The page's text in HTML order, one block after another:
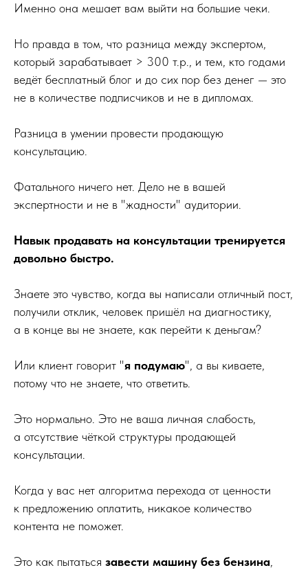
Именно она мешает вам выйти на большие чеки.
Но правда в том, что разница между экспертом,
который зарабатывает > 300 т.р., и тем, кто годами
ведёт бесплатный блог и до сих пор без денег — это
не в количестве подписчиков и не в дипломах.
Разница в умении провести продающую
консультацию.
Фатального ничего нет. Дело не в вашей
экспертности и не в "жадности" аудитории.
Навык продавать на консультации тренируется
довольно быстро.
Знаете это чувство, когда вы написали отличный пост,
получили отклик, человек пришёл на диагностику,
а в конце вы не знаете, как перейти к деньгам?
Или клиент говорит "я подумаю", а вы киваете,
потому что не знаете, что ответить.
Это нормально. Это не ваша личная слабость,
а отсутствие чёткой структуры продающей
консультации.
Когда у вас нет алгоритма перехода от ценности
к предложению оплатить, никакое количество
контента не поможет.
Это как пытаться завести машину без бензина,